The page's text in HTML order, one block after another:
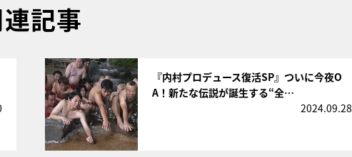
記事
『内村プロデュース復活SP』ついに今夜O
A！新たな伝説が誕生する“全…
2024.09.28